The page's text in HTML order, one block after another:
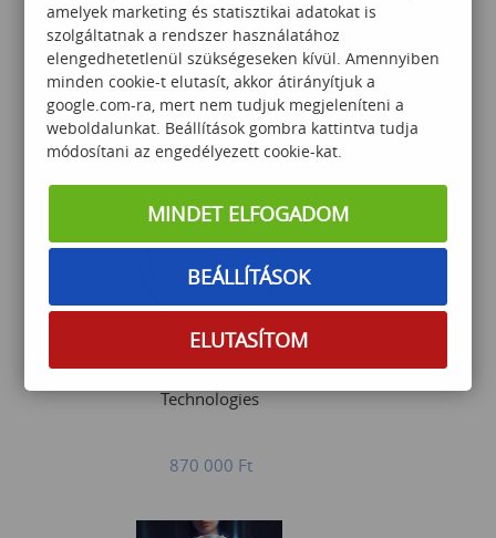
Teljesítményértékelés a
LEAN rendszer hatékony
működtetésének javítására
Érdeklődjön
Implementing and Oper.
Technologies
870 000 Ft
amelyek marketing és statisztikai adatokat is
szolgáltatnak a rendszer használatához
elengedhetetlenül szükségeseken kívül. Amennyiben
minden cookie-t elutasít, akkor átirányítjuk a
google.com-ra, mert nem tudjuk megjeleníteni a
weboldalunkat. Beállítások gombra kattintva tudja
módosítani az engedélyezett cookie-kat.
MINDET ELFOGADOM
BEÁLLÍTÁSOK
ELUTASÍTOM